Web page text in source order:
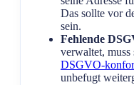
Das sollte vor
sein.
Fehlende
verwaltet, muss
DSGVO-
unbefugt